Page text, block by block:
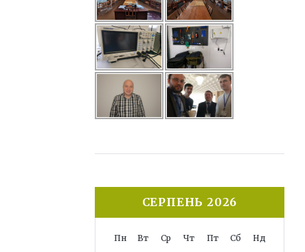
СЕРПЕНЬ 2026
Пн Вт Ср Чт Пт Сб Нд